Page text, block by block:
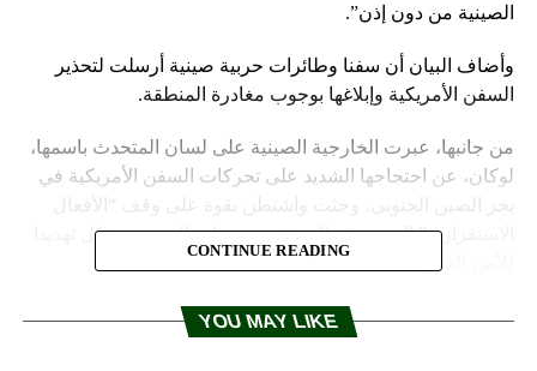
الصينية من دون إذن”.
وأضاف البيان أن سفنا وطائرات حربية صينية أرسلت لتحذير
السفن الأمريكية وإبلاغها بوجوب مغادرة المنطقة.
من جانبها، عبرت الخارجية الصينية على لسان المتحدث باسمها،
لوكان، عن احتجاجها الشديد على تحركات السفن الأمريكية في
بحر الصين الجنوبي، وحثت واشنطن بقوة على وقف “الأفعال
الاستفزازية” التي تهدف إلى تقويض سيادة الصين وتشكل تهديدا
CONTINUE READING
YOU MAY LIKE